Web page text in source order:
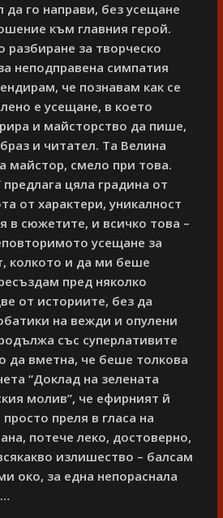
да го направи, без усещане
към главния герой.
разбиране за творческо
неподправена симпатия
че познавам как се
е усещане, в което
и майсторство да пише,
и читател. Та Велина
майстор, смело при това.
предлага цяла градина от
от характери, уникалност
в сюжетите, и всичко това –
усещане за
колкото и да ми беше
пред няколко
от историите, без да
на вежди и опулени
със суперлативите
да вметна, че беше толкова
“Доклад на зелената
молив”, че ефирният й
преля в гласа на
потече леко, достоверно,
излишество – балсам
око, за една непораснала